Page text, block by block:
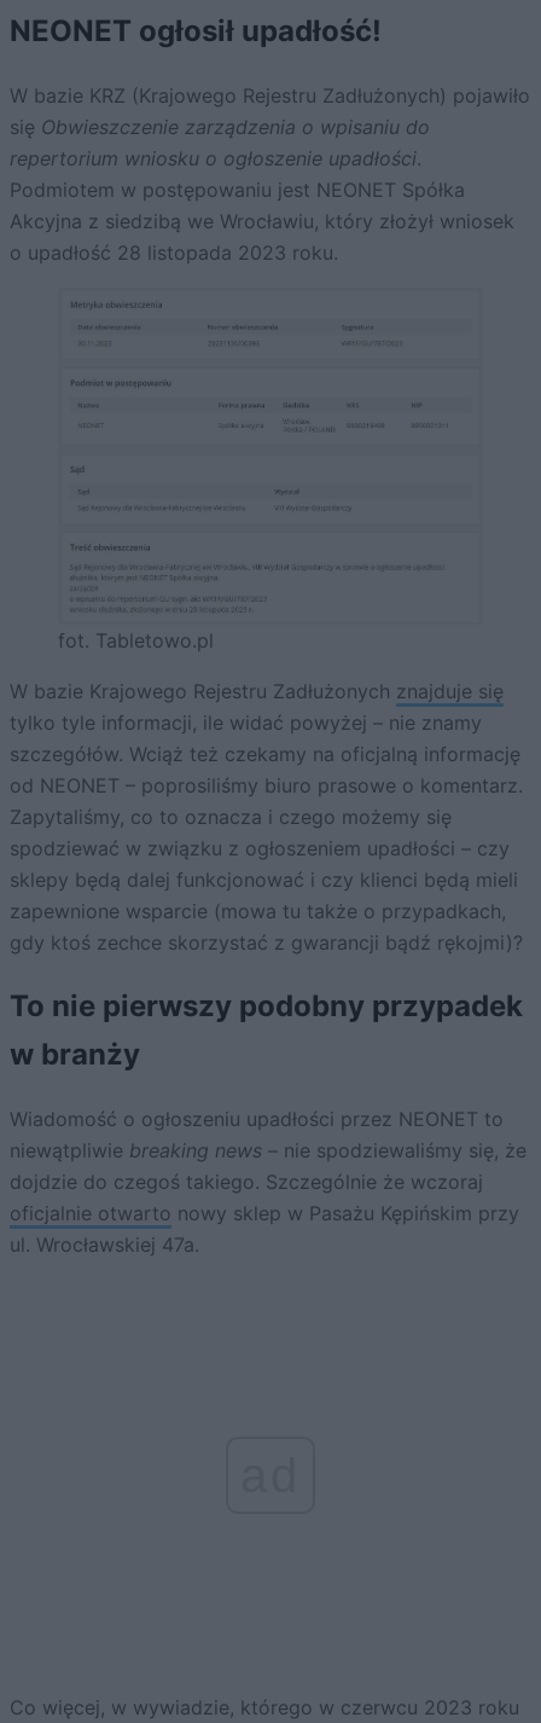
NEONET ogłosił upadłość!
W bazie KRZ (Krajowego Rejestru Zadłużonych) pojawiło
się Obwieszczenie zarządzenia o wpisaniu do
repertorium wniosku o ogłoszenie upadłości.
Podmiotem w postępowaniu jest NEONET Spółka
Akcyjna z siedzibą we Wrocławiu, który złożył wniosek
o upadłość 28 listopada 2023 roku.
fot. Tabletowo.pl
W bazie Krajowego Rejestru Zadłużonych znajduje się
tylko tyle informacji, ile widać powyżej – nie znamy
szczegółów. Wciąż też czekamy na oficjalną informację
od NEONET – poprosiliśmy biuro prasowe o komentarz.
Zapytaliśmy, co to oznacza i czego możemy się
spodziewać w związku z ogłoszeniem upadłości – czy
sklepy będą dalej funkcjonować i czy klienci będą mieli
zapewnione wsparcie (mowa tu także o przypadkach,
gdy ktoś zechce skorzystać z gwarancji bądź rękojmi)?
To nie pierwszy podobny przypadek
w branży
Wiadomość o ogłoszeniu upadłości przez NEONET to
niewątpliwie breaking news – nie spodziewaliśmy się, że
dojdzie do czegoś takiego. Szczególnie że wczoraj
oficjalnie otwarto nowy sklep w Pasażu Kępińskim przy
ul. Wrocławskiej 47a.
Co więcej, w wywiadzie, którego w czerwcu 2023 roku